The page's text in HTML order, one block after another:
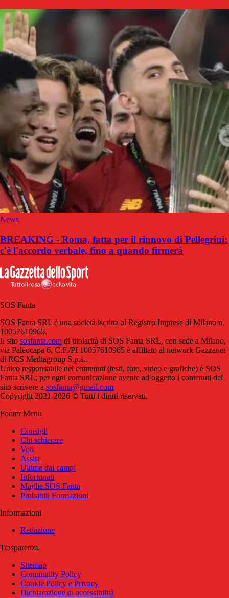
News
BREAKING - Roma, fatta per il rinnovo di Pellegrini:
c'è l'accordo verbale, fino a quando firmerà
SOS Fanta
SOS Fanta SRL è una società iscritta al Registro Imprese di Milano n.
10057610965.
Il sito sosfanta.com di titolarità di SOS Fanta SRL, con sede a Milano,
via Paleocapa 6, C.F./PI 10057610965 è affiliato al network Gazzanet
di RCS Mediagroup S.p.a..
Unico responsabile dei contenuti (testi, foto, video e grafiche) è SOS
Fanta SRL; per ogni comunicazione avente ad oggetto i contenuti del
sito scrivere a sosfanta@gmail.com
Copyright 2021-2026 © Tutti i diritti riservati.
Footer Menu
Consigli
Chi schierare
Voti
Assist
Ultime dai campi
Infortunati
Maglie SOS Fanta
Probabili Formazioni
Informazioni
Redazione
Trasparenza
Sitemap
Community Policy
Cookie Policy e Privacy
Dichiarazione di accessibilità